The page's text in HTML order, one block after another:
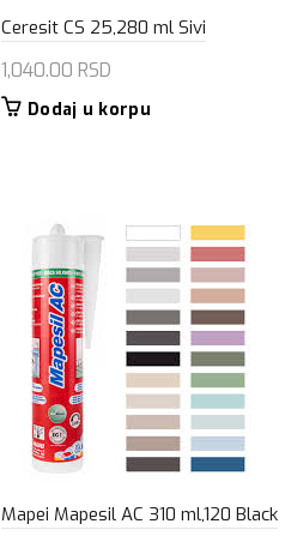
Ceresit CS 25,280 ml Sivi
1,040.00 RSD
Dodaj u korpu
Mapei Mapesil AC 310 ml,120 Black